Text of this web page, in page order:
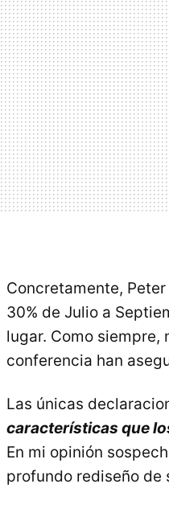
Concretamente,
30% de Julio a
lugar. Como siempre,
conferencia han
Las únicas
características que
En mi opinión
profundo rediseño de